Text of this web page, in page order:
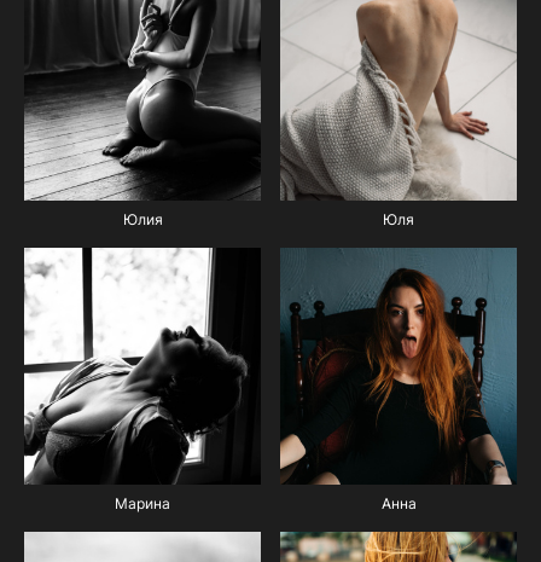
Юлия Юля
Марина Анна